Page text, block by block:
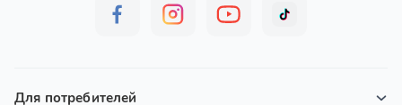
Для потребителей